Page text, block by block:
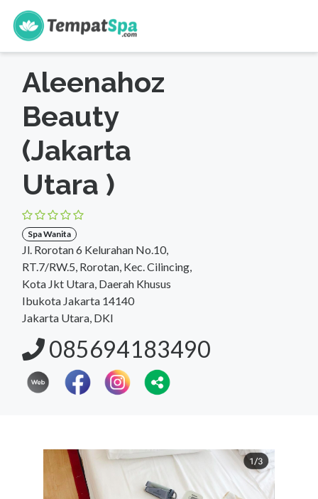
s
Aleenahoz
Beauty
(Jakarta
Utara )
Spa Wanita
Jl. Rorotan 6 Kelurahan No.10,
RT.7/RW.5, Rorotan, Kec. Cilincing,
Kota Jkt Utara, Daerah Khusus
Ibukota Jakarta 14140
Jakarta Utara, DKI
085694183490